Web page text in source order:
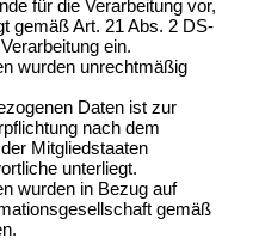
für die Verarbeitung vor,
gemäß Art. 21 Abs. 2 DS-
ein.
wurden unrechtmäßig
Daten ist zur
nach dem
Mitgliedstaaten
unterliegt.
wurden in Bezug auf
gemäß